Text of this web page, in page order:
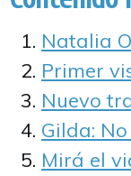
Natalia
Primer
Nuevo
Gilda:
Mirá el